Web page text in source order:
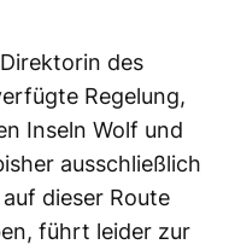
des
Regelung,
Inseln Wolf und
ausschließlich
dieser Route
führt leider zur